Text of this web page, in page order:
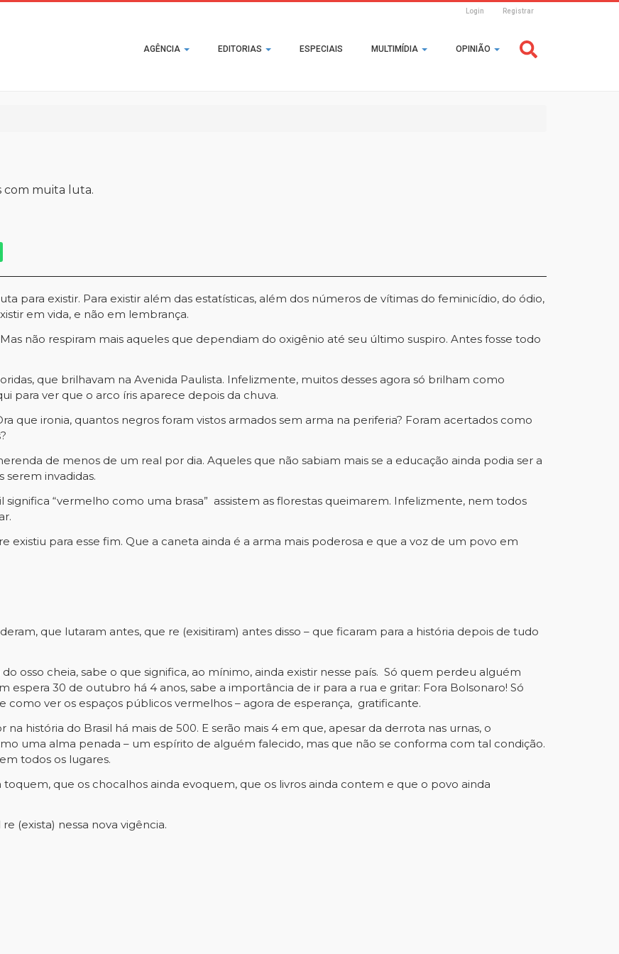
Login Registrar
Main
navigation
AGÊNCIA EDITORIAS ESPECIAIS MULTIMÍDIA OPINIÃO
com muita luta.
para existir. Para existir além das estatísticas, além dos números de vítimas do feminicídio, do ódio,
em vida, e não em lembrança.
não respiram mais aqueles que dependiam do oxigênio até seu último suspiro. Antes fosse todo
que brilhavam na Avenida Paulista. Infelizmente, muitos desses agora só brilham como
para ver que o arco íris aparece depois da chuva.
que ironia, quantos negros foram vistos armados sem arma na periferia? Foram acertados como
de menos de um real por dia. Aqueles que não sabiam mais se a educação ainda podia ser a
serem invadidas.
“vermelho como uma brasa” assistem as florestas queimarem. Infelizmente, nem todos
existiu para esse fim. Que a caneta ainda é a arma mais poderosa e que a voz de um povo em
que lutaram antes, que re (exisitiram) antes disso – que ficaram para a história depois de tudo
osso cheia, sabe o que significa, ao mínimo, ainda existir nesse país. Só quem perdeu alguém
espera 30 de outubro há 4 anos, sabe a importância de ir para a rua e gritar: Fora Bolsonaro! Só
ver os espaços públicos vermelhos – agora de esperança, gratificante.
história do Brasil há mais de 500. E serão mais 4 em que, apesar da derrota nas urnas, o
uma alma penada – um espírito de alguém falecido, mas que não se conforma com tal condição.
todos os lugares.
que os chocalhos ainda evoquem, que os livros ainda contem e que o povo ainda
(exista) nessa nova vigência.